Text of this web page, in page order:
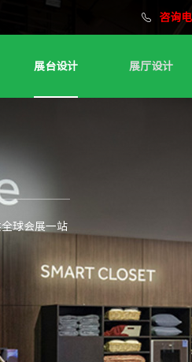
咨询
展台设计 展厅设计
球会展一站